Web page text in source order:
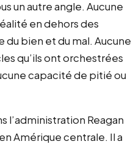
un autre angle. Aucune
en dehors des
du bien et du mal. Aucune
qu’ils ont orchestrées
capacité de pitié ou
l’administration Reagan
Amérique centrale. Il a